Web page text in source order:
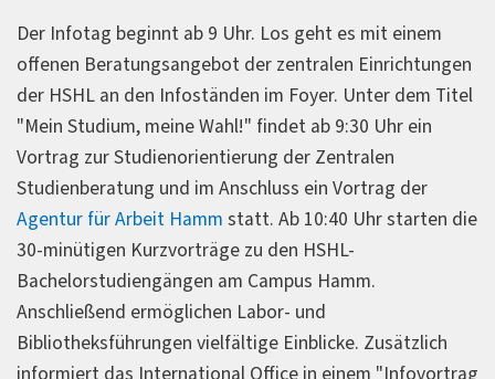
Der Infotag beginnt ab 9 Uhr. Los geht es mit einem
offenen Beratungsangebot der zentralen Einrichtungen
der HSHL an den Infoständen im Foyer. Unter dem Titel
"Mein Studium, meine Wahl!" findet ab 9:30 Uhr ein
Vortrag zur Studienorientierung der Zentralen
Studienberatung und im Anschluss ein Vortrag der
Agentur für Arbeit Hamm statt. Ab 10:40 Uhr starten die
30-minütigen Kurzvorträge zu den HSHL-
Bachelorstudiengängen am Campus Hamm.
Anschließend ermöglichen Labor- und
Bibliotheksführungen vielfältige Einblicke. Zusätzlich